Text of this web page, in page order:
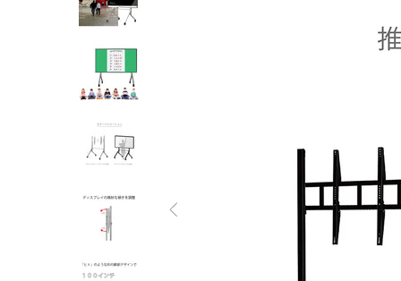
オーディオラック
収納家具
テーブル
チェア
インテリア家具・その他